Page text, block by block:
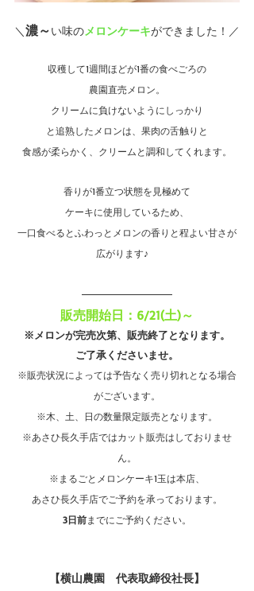
＼ 濃～い味のメロンケーキができました！／
収穫して1週間ほどが1番の食べごろの
農園直売メロン。
クリームに負けないようにしっかり
と追熟したメロンは、果肉の舌触りと
食感が柔らかく、クリームと調和してくれます。
香りが1番立つ状態を見極めて
ケーキに使用しているため、
一口食べるとふわっとメロンの香りと程よい甘さが
広がります♪
販売開始日：6/21(土)～
※メロンが完売次第、販売終了となります。
ご了承くださいませ。
※販売状況によっては予告なく売り切れとなる場合
がございます。
※木、土、日の数量限定販売となります。
※あさひ長久手店ではカット販売はしておりませ
ん。
※まるごとメロンケーキ1玉は本店、
あさひ長久手店でご予約を承っております。
3日前までにご予約ください。
【横山農園　代表取締役社長】